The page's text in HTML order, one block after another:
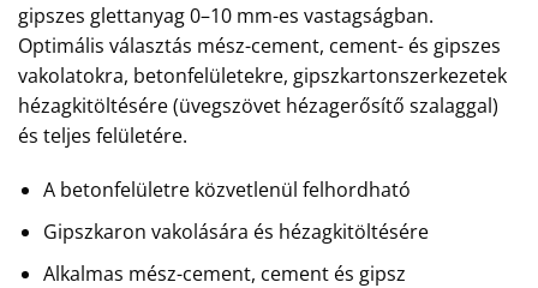
gipszes glettanyag 0–10 mm-es vastagságban.
Optimális választás mész-cement, cement- és gipszes
vakolatokra, betonfelületekre, gipszkartonszerkezetek
hézagkitöltésére (üvegszövet hézagerősítő szalaggal)
és teljes felületére.
A betonfelületre közvetlenül felhordható
Gipszkaron vakolására és hézagkitöltésére
Alkalmas mész-cement, cement és gipsz